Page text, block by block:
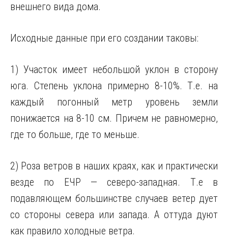
внешнего вида дома.
Исходные данные при его создании таковы:
1) Участок имеет небольшой уклон в сторону
юга. Степень уклона примерно 8-10%. Т.е. на
каждый погонный метр уровень земли
понижается на 8-10 см. Причем не равномерно,
где то больше, где то меньше.
2) Роза ветров в наших краях, как и практически
везде по ЕЧР — северо-западная. Т.е в
подавляющем большинстве случаев ветер дует
со стороны севера или запада. А оттуда дуют
как правило холодные ветра.